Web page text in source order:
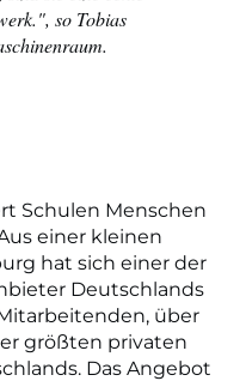
so Tobias
Schulen Menschen
einer kleinen
hat sich einer der
Deutschlands
über
größten privaten
Das Angebot